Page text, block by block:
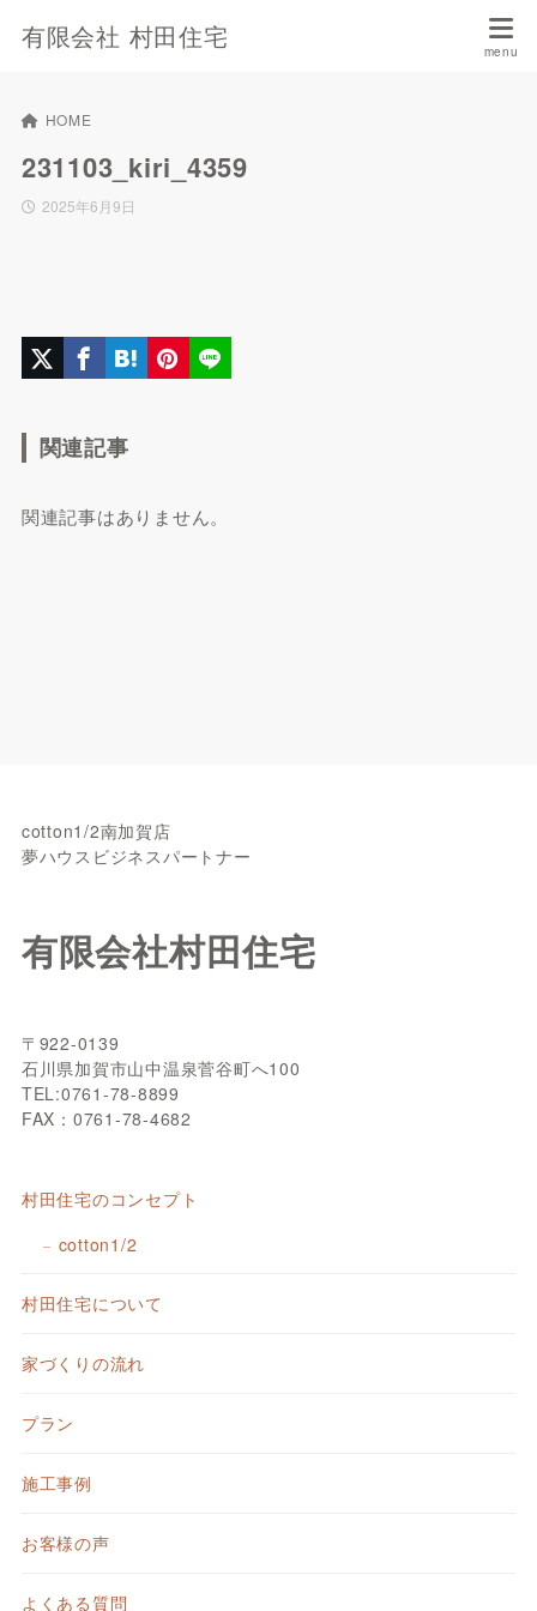
有限会社 村田住宅
HOME
231103_kiri_4359
2025年6月9日
関連記事
関連記事はありません。
cotton1/2南加賀店
夢ハウスビジネスパートナー
有限会社村田住宅
〒922-0139
石川県加賀市山中温泉菅谷町へ100
TEL:0761-78-8899
FAX：0761-78-4682
村田住宅のコンセプト
cotton1/2
村田住宅について
家づくりの流れ
プラン
施工事例
お客様の声
よくある質問